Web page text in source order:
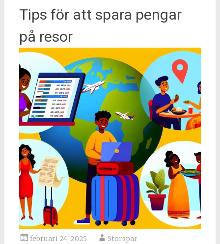
Tips för att spara pengar
på resor
februari 24, 2025 Storspar